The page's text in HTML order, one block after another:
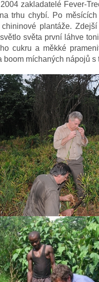
zakladatelé Fever-
trhu chybí. Po
chininové plantáže.
světa první láhve
cukru a měkké
boom míchaných nápojů s